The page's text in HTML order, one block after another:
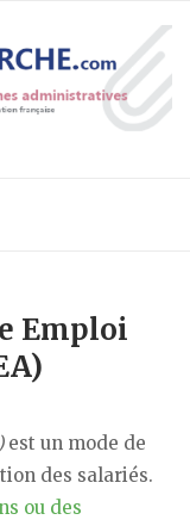
Emploi
est un mode de
des salariés.
ou des